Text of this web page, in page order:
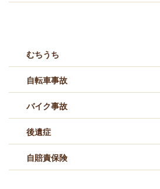
むちうち
自転車事故
バイク事故
後遺症
自賠責保険